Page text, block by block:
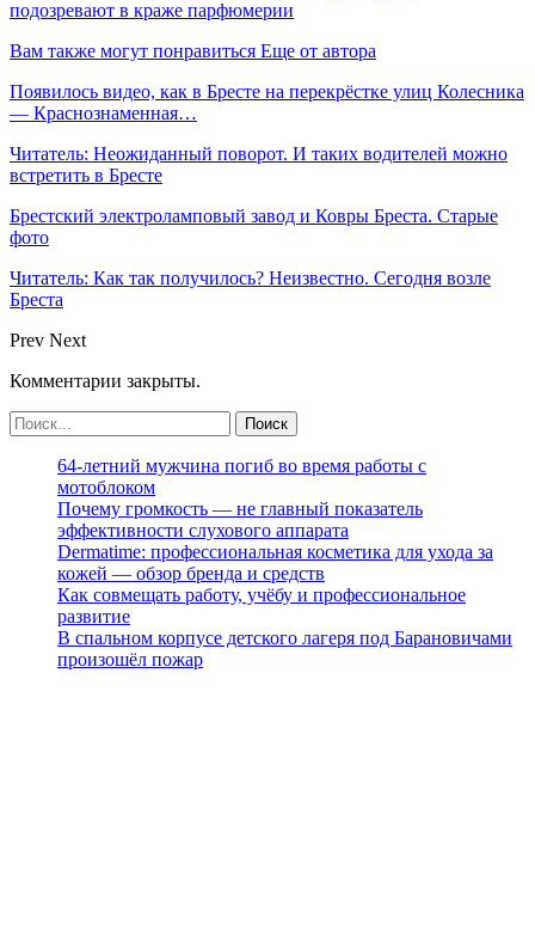
подозревают в краже парфюмерии
Вам также могут понравиться Еще от автора
Появилось видео, как в Бресте на перекрёстке улиц Колесника
— Краснознаменная…
Читатель: Неожиданный поворот. И таких водителей можно
встретить в Бресте
Брестский электроламповый завод и Ковры Бреста. Старые
фото
Читатель: Как так получилось? Неизвестно. Сегодня возле
Бреста
Prev Next
Комментарии закрыты.
64-летний мужчина погиб во время работы с
мотоблоком
Почему громкость — не главный показатель
эффективности слухового аппарата
Dermatime: профессиональная косметика для ухода за
кожей — обзор бренда и средств
Как совмещать работу, учёбу и профессиональное
развитие
В спальном корпусе детского лагеря под Барановичами
произошёл пожар